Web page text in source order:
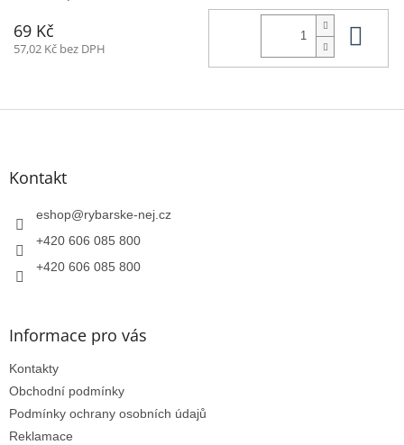
69 Kč
57,02 Kč bez DPH
Z
Kontakt
eshop@rybarske-nej.cz
+420 606 085 800
+420 606 085 800
Informace pro vás
Kontakty
Obchodní podmínky
Podmínky ochrany osobních údajů
Reklamace